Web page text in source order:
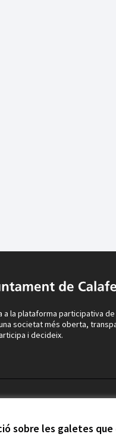
sobre les galetes
a la plataforma participativa
societat més oberta,
i decideix.